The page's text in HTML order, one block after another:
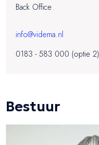
Back Office
info@videma.nl
0183 - 583 000 (optie 2)
Bestuur